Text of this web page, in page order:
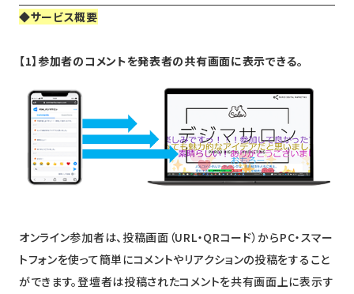
◆サービス概要
【1】参加者のコメントを発表者の共有画面に表示できる。
オンライン参加者は、投稿画面（URL・QRコード）からPC・スマー
トフォンを使って簡単にコメントやリアクションの投稿をすること
ができます。登壇者は投稿されたコメントを共有画面上に表示す